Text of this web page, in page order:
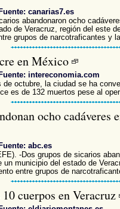
canarias7.es
abandonaron ocho
de Veracruz, región del este
grupos de narcotraficantes y
en México
intereconomia.com
de octubre, la ciudad se ha
es de 132 muertos pese al
ocho cadáveres
abc.es
-Dos grupos de sicarios
un municipio del estado de
entre grupos de
cuerpos en Veracruz